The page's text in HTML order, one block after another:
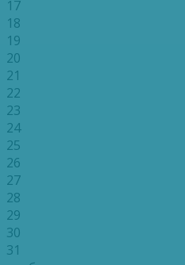
17
18
19
20
21
22
23
24
25
26
27
28
29
30
31